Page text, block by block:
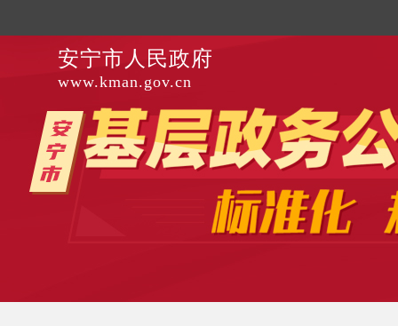
安宁市人民政府
www.kman.gov.cn